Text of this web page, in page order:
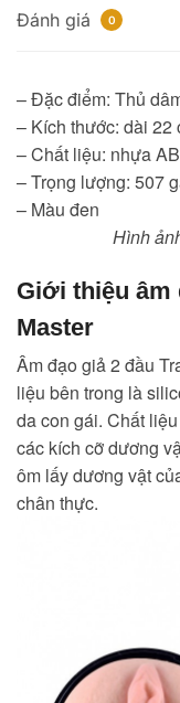
Đánh giá 0
– Đặc điểm: Thủ
– Kích thước: dài 22
– Chất liệu: nhựa
– Trọng lượng: 507
– Màu đen
Hình
Giới thiệu âm
Master
Âm đạo giả 2 đầu
liệu bên trong là
da con gái. Chất
các kích cỡ dương
ôm lấy dương vật
chân thực.